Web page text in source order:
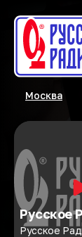
Москва
Русское
Русское